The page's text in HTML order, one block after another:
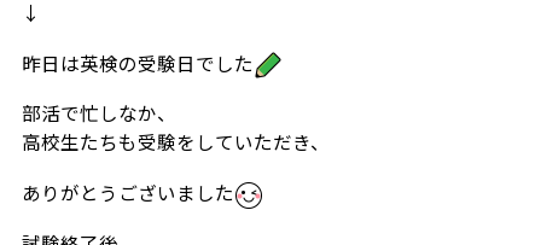
↓
昨日は英検の受験日でした
部活で忙しなか、
高校生たちも受験をしていただき、
ありがとうございました